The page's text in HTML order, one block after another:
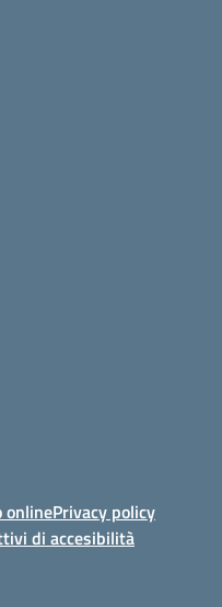
onlinePrivacy policy
di accesibilità